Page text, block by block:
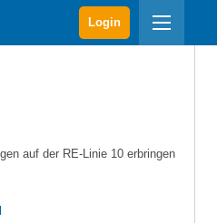
Login
auf der RE-Linie 10 erbringen